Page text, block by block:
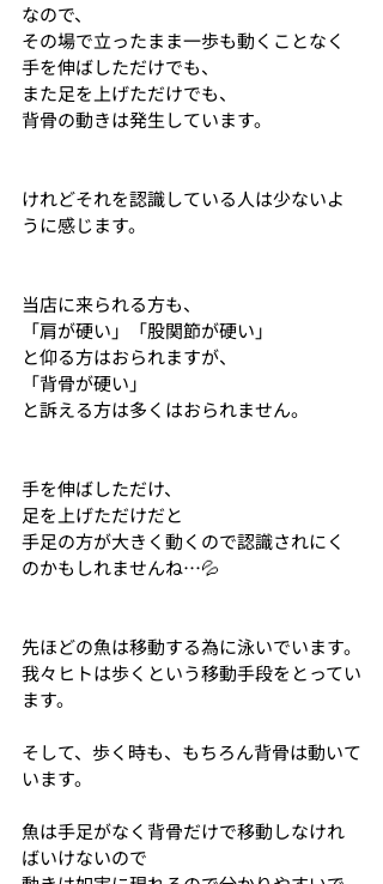
なので、
その場で立ったまま一歩も動くことなく
手を伸ばしただけでも、
また足を上げただけでも、
背骨の動きは発生しています。
けれどそれを認識している人は少ないよ
うに感じます。
当店に来られる方も、
「肩が硬い」「股関節が硬い」
と仰る方はおられますが、
「背骨が硬い」
と訴える方は多くはおられません。
手を伸ばしただけ、
足を上げただけだと
手足の方が大きく動くので認識されにく
のかもしれませんね…💦
先ほどの魚は移動する為に泳いでいます。
我々ヒトは歩くという移動手段をとってい
ます。
そして、歩く時も、もちろん背骨は動いて
います。
魚は手足がなく背骨だけで移動しなけれ
ばいけないので